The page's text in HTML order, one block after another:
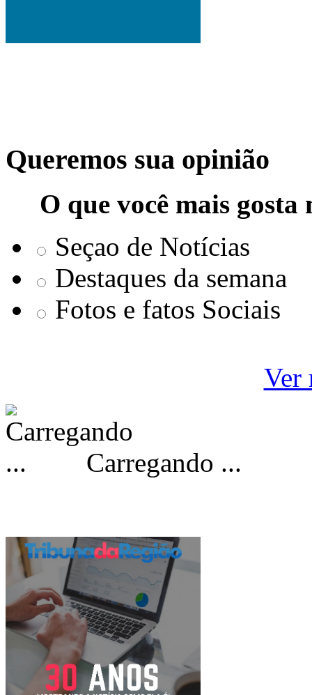
Queremos sua opinião
O que você mais
Seçao de Notícias
Destaques da semana
Fotos e fatos Sociais
Ver
Carregando ...